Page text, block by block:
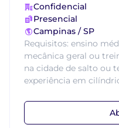
Confidencial
Presencial
Campinas / SP
Requisitos: ensino
mecânica geral ou
na cidade de salto ou
experiência em